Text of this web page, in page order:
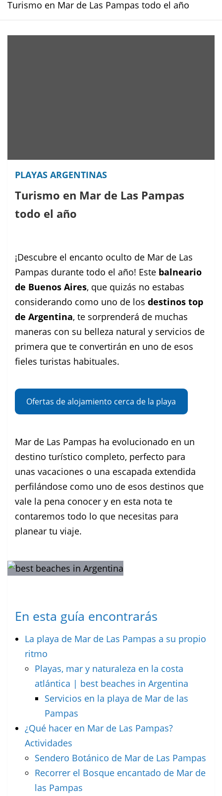
Turismo en Mar de Las Pampas todo el año
PLAYAS ARGENTINAS
Turismo en Mar de Las Pampas
todo el año
¡Descubre el encanto oculto de Mar de Las
Pampas durante todo el año! Este balneario
de Buenos Aires, que quizás no estabas
considerando como uno de los destinos top
de Argentina, te sorprenderá de muchas
maneras con su belleza natural y servicios de
primera que te convertirán en uno de esos
fieles turistas habituales.
Ofertas de alojamiento cerca de la playa
Mar de Las Pampas ha evolucionado en un
destino turístico completo, perfecto para
unas vacaciones o una escapada extendida
perfilándose como uno de esos destinos que
vale la pena conocer y en esta nota te
contaremos todo lo que necesitas para
planear tu viaje.
En esta guía encontrarás
La playa de Mar de Las Pampas a su propio
ritmo
Playas, mar y naturaleza en la costa
atlántica | best beaches in Argentina
Servicios en la playa de Mar de las
Pampas
¿Qué hacer en Mar de Las Pampas?
Actividades
Sendero Botánico de Mar de Las Pampas
Recorrer el Bosque encantado de Mar de
las Pampas